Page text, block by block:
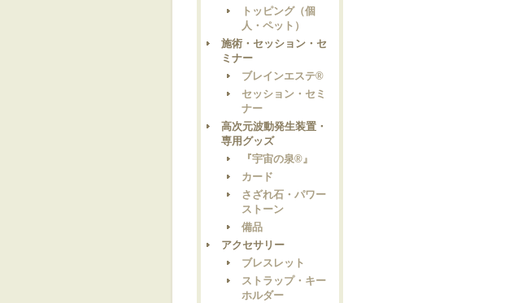
トッピング（個
人・ペット）
施術・セッション・セ
ミナー
ブレインエステ®
セッション・セミ
ナー
高次元波動発生装置・
専用グッズ
『宇宙の泉®』
カード
さざれ石・パワー
ストーン
備品
アクセサリー
ブレスレット
ストラップ・キー
ホルダー